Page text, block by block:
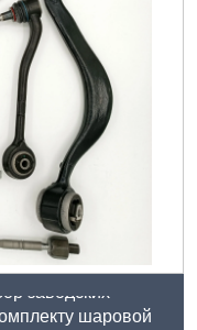
заводских
шаровой